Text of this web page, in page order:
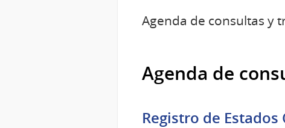
Agenda de consultas y
Agenda de
Registro de Estados